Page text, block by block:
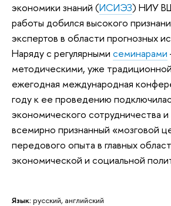
Язык: русский, английский
экономики знаний (ИСИЭЗ) НИУ
работы добился высокого
экспертов в области прогнозных
Наряду с регулярными семинарами
методическими, уже
ежегодная международная
году к ее проведению
экономического сотрудничества
всемирно признанный «мозговой
передового опыта в главных
экономической и социальной